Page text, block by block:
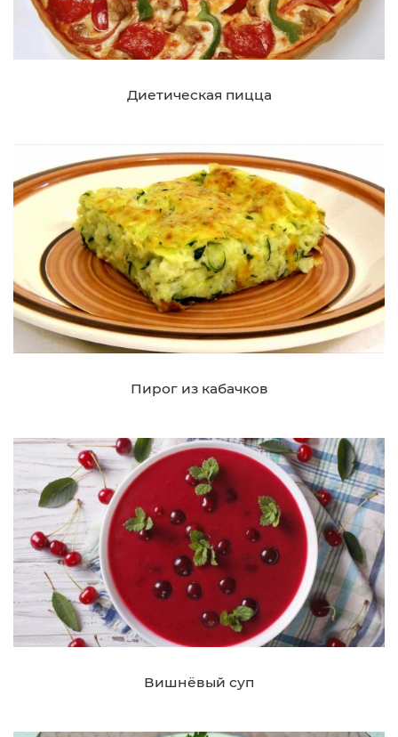
Диетическая пицца
Пирог из кабачков
Вишнёвый суп